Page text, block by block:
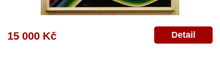
15 000 Kč Detail